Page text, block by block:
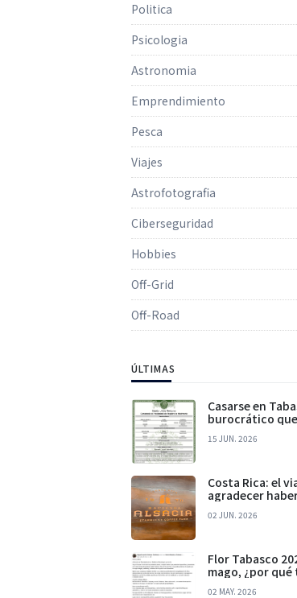
Politica
Psicologia
Astronomia
Emprendimiento
Pesca
Viajes
Astrofotografia
Ciberseguridad
Hobbies
Off-Grid
Off-Road
ÚLTIMAS
Casarse en
burocrático
existe
15 JUN. 2026
Costa Rica: el
agradecer
02 JUN. 2026
Flor Tabasco
mago, ¿por
mismo truco?
02 MAY. 2026